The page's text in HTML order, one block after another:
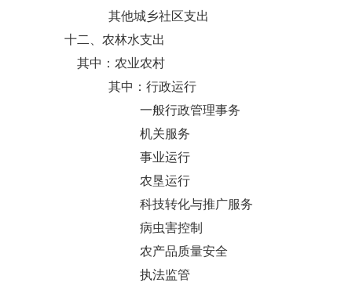
其他城乡社区支出
十二、农林水支出
其中：农业农村
其中：行政运行
一般行政管理事务
机关服务
事业运行
农垦运行
科技转化与推广服务
病虫害控制
农产品质量安全
执法监管